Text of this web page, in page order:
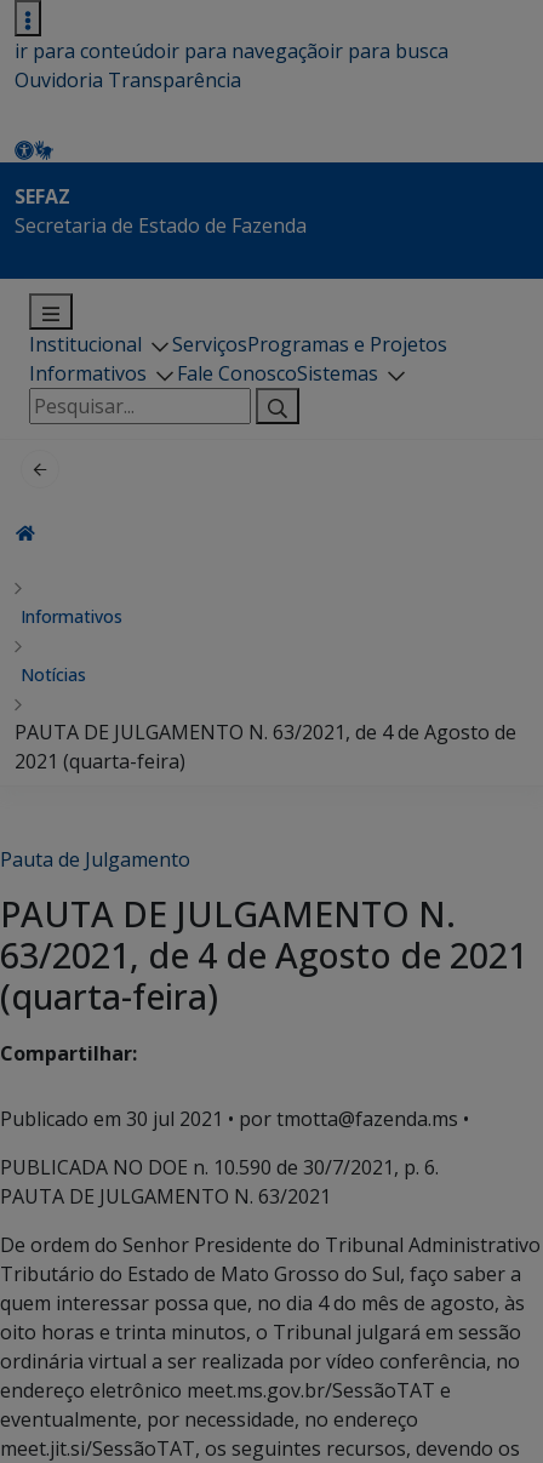
ir para conteúdoir para navegaçãoir para busca
Ouvidoria Transparência
SEFAZ
Secretaria de Estado de Fazenda
Institucional ServiçosProgramas e Projetos
Informativos
Fale ConoscoSistemas
Pesquisar
por:
Informativos
Notícias
PAUTA DE JULGAMENTO N. 63/2021, de 4 de Agosto de
2021 (quarta-feira)
Pauta de Julgamento
PAUTA DE JULGAMENTO N.
63/2021, de 4 de Agosto de 2021
(quarta-feira)
Compartilhar:
Publicado em 30 jul 2021 • por tmotta@fazenda.ms •
PUBLICADA NO DOE n. 10.590 de 30/7/2021, p. 6.
PAUTA DE JULGAMENTO N. 63/2021
De ordem do Senhor Presidente do Tribunal Administrativo
Tributário do Estado de Mato Grosso do Sul, faço saber a
quem interessar possa que, no dia 4 do mês de agosto, às
oito horas e trinta minutos, o Tribunal julgará em sessão
ordinária virtual a ser realizada por vídeo conferência, no
endereço eletrônico meet.ms.gov.br/SessãoTAT e
eventualmente, por necessidade, no endereço
meet.jit.si/SessãoTAT, os seguintes recursos, devendo os